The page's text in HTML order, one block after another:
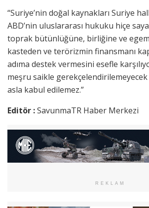
“Suriye’nin doğal kaynakları Suriye
ABD’nin uluslararası hukuku hiçe
toprak bütünlüğüne, birliğine ve
kasteden ve terörizmin finansmanı
adıma destek vermesini esefle
meşru saikle
asla kabul edilemez.”
Editör :SavunmaTR Haber Merkezi
REKLAM